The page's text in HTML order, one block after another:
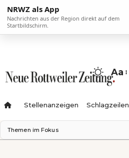
NRWZ als App
Nachrichten aus der Region direkt auf dem
Startbildschirm.
Aa
Stellenanzeigen Schlagzeilen
Themen im Fokus